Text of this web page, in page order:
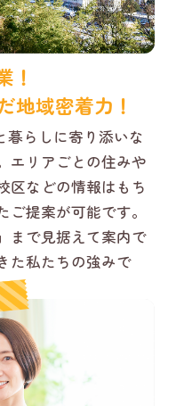
！
地域密着力！
暮らしに寄り添いな
エリアごとの住みや
区などの情報はもち
提案が可能です。
まで見据えて案内で
た私たちの強みで